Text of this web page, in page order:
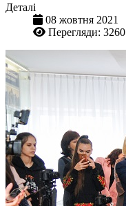
Деталі
08 жовтня 2021
Перегляди: 3260